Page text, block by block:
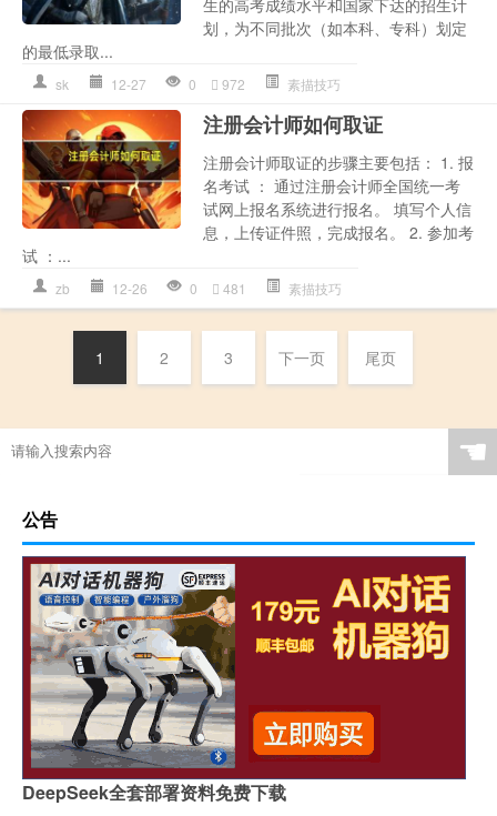
划，为不同批次（如本科、专科）划定
的最低录取...
sk 12-27 0 972 素描技巧
注册会计师如何取证
注册会计师取证的步骤主要包括： 1. 报
名考试 ： 通过注册会计师全国统一考
试网上报名系统进行报名。 填写个人信
息，上传证件照，完成报名。 2. 参加考
试 ：...
zb 12-26 0 481 素描技巧
1 2 3 下一页 尾页
☚
公告
DeepSeek全套部署资料免费下载